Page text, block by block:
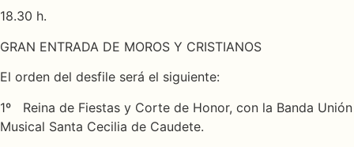
18.30 h.
GRAN ENTRADA DE MOROS Y CRISTIANOS
El orden del desfile será el siguiente:
1º Reina de Fiestas y Corte de Honor, con la Banda Unión
Musical Santa Cecilia de Caudete.